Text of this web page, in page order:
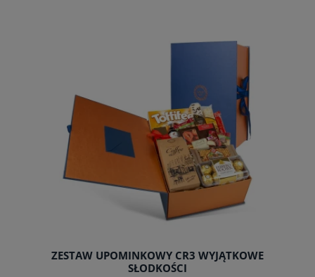
do koszyka
ZESTAW UPOMINKOWY CR3 WYJĄTKOWE
SŁODKOŚCI